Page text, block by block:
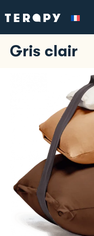
Gris clair